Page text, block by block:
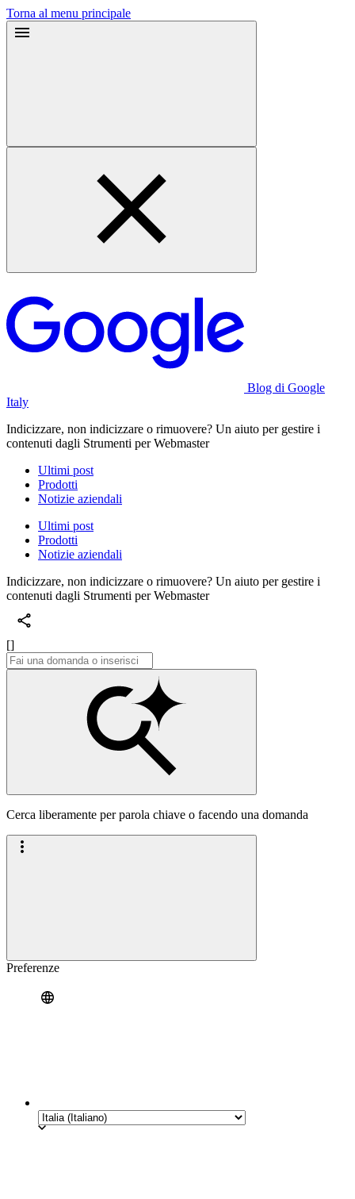
Torna al menu principale
Blog di Google
Italy
Indicizzare, non indicizzare o rimuovere? Un aiuto per gestire i
contenuti dagli Strumenti per Webmaster
Ultimi post
Prodotti
Notizie aziendali
Ultimi post
Prodotti
Notizie aziendali
Indicizzare, non indicizzare o rimuovere? Un aiuto per gestire i
contenuti dagli Strumenti per Webmaster
[]
Cerca liberamente per parola chiave o facendo una domanda
Preferenze